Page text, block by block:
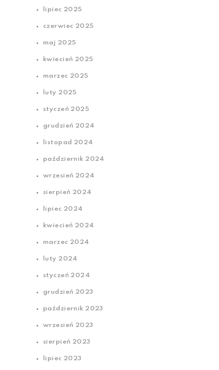
lipiec 2025
czerwiec 2025
maj 2025
kwiecień 2025
marzec 2025
luty 2025
styczeń 2025
grudzień 2024
listopad 2024
październik 2024
wrzesień 2024
sierpień 2024
lipiec 2024
kwiecień 2024
marzec 2024
luty 2024
styczeń 2024
grudzień 2023
październik 2023
wrzesień 2023
sierpień 2023
lipiec 2023